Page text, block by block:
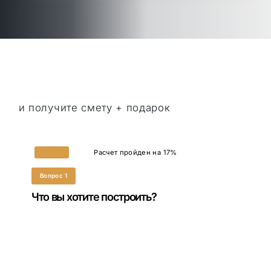
и получите смету + подарок
Расчет пройден на 17%
Вопрос 1
Что вы хотите построить?